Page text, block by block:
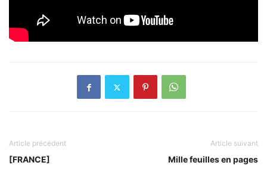
Article précédent
[FRANCE]
Article suivant
Mille feuilles en pages